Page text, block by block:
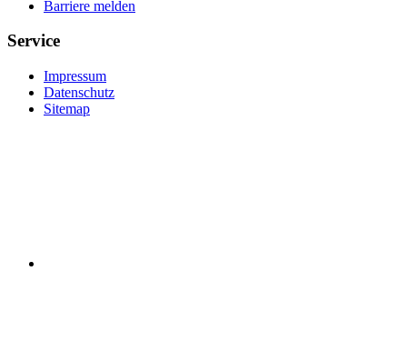
Barriere melden
Service
Impressum
Datenschutz
Sitemap